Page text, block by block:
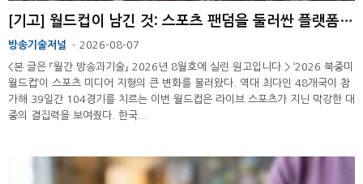
[기고] 월드컵이 남긴 것: 스포츠 팬덤을 둘러싼 플랫폼 경쟁의 재편
방송기술저널 - 2026-08-07
<본 글은 『월간 방송과기술』 2026년 8월호에 실린 원고입니다.> ‘2026 북중미
월드컵’이 스포츠 미디어 지형의 큰 변화를 불러왔다. 역대 최다인 48개국이 참
가해 39일간 104경기를 치르는 이번 월드컵은 라이브 스포츠가 지닌 막강한 대
중의 결집력을 보여줬다. 한국...